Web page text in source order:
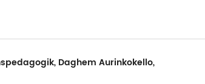
Daghem Aurinkokello,